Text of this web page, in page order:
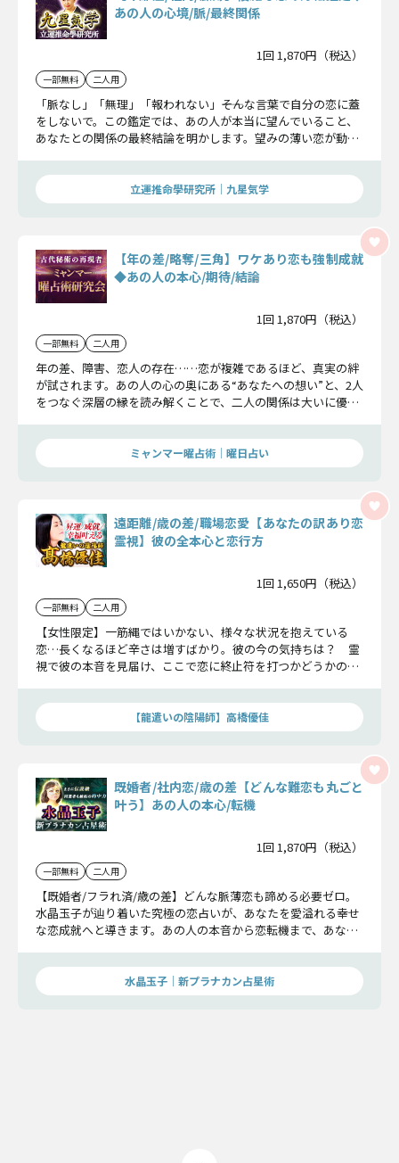
あの人の心境/脈/最終関係
1回 1,870円（税込）
一部無料 二人用
「脈なし」「無理」「報われない」――そんな言葉で自分の恋に蓋
をしないで。この鑑定では、あの人が本当に望んでいること、
あなたとの関係の最終結論を明かします。望みの薄い恋が動き
立運推命學研究所｜九星気学
【年の差/略奪/三角】ワケあり恋も強制成就
◆あの人の本心/期待/結論
1回 1,870円（税込）
一部無料 二人用
年の差、障害、恋人の存在……恋が複雑であるほど、真実の絆
が試されます。あの人の心の奥にある“あなたへの想い”と、2人
をつなぐ深層の縁を読み解くことで、二人の関係は大いに優位
ご覧ください。
ミャンマー曜占術│曜日占い
遠距離/歳の差/職場恋愛【あなたの訳あり恋
霊視】彼の全本心と恋行方
1回 1,650円（税込）
一部無料 二人用
【女性限定】一筋縄ではいかない、様々な状況を抱えている
恋…長くなるほど辛さは増すばかり。彼の今の気持ちは？ 霊
視で彼の本音を見届け、ここで恋に終止符を打つかどうかの英
【龍遣いの陰陽師】高橋優佳
既婚者/社内恋/歳の差【どんな難恋も丸ごと
叶う】あの人の本心/転機
1回 1,870円（税込）
一部無料 二人用
【既婚者/フラれ済/歳の差】どんな脈薄恋も諦める必要ゼロ。
水晶玉子が辿り着いた究極の恋占いが、あなたを愛溢れる幸せ
な恋成就へと導きます。あの人の本音から恋転機まで、あなた
伝えいたします。
水晶玉子｜新プラナカン占星術